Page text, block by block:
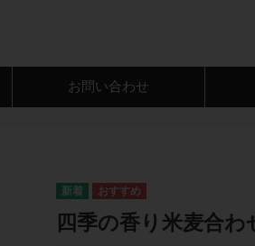
お問い合わせ
四季の香り米麦合わ